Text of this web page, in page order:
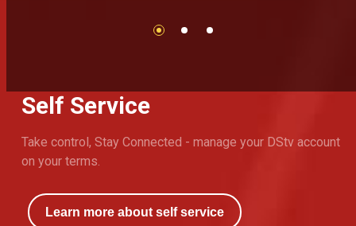
Self Service
Take control, Stay Connected - manage your DStv account
on your terms.
Learn more about self service